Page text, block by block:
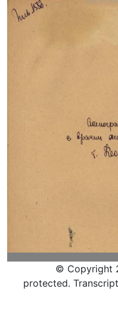
© Copyright
protected.